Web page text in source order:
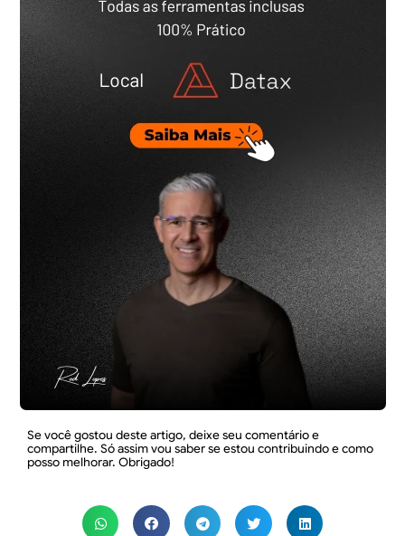
Se você gostou deste artigo, deixe seu comentário e
compartilhe. Só assim vou saber se estou contribuindo e como
posso melhorar. Obrigado!